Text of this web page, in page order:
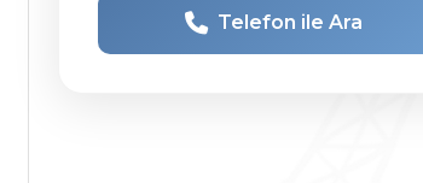
Telefon ile Ara